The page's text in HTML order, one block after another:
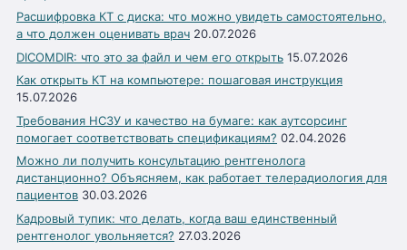
Расшифровка КТ с диска: что можно увидеть самостоятельно,
а что должен оценивать врач 20.07.2026
DICOMDIR: что это за файл и чем его открыть 15.07.2026
Как открыть КТ на компьютере: пошаговая инструкция
15.07.2026
Требования НСЗУ и качество на бумаге: как аутсорсинг
помогает соответствовать спецификациям? 02.04.2026
Можно ли получить консультацию рентгенолога
дистанционно? Объясняем, как работает телерадиология для
пациентов 30.03.2026
Кадровый тупик: что делать, когда ваш единственный
рентгенолог увольняется? 27.03.2026